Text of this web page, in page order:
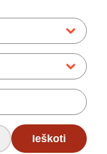
Ieškoti